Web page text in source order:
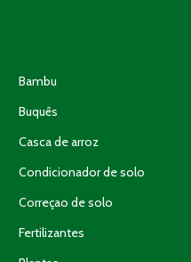
Bambu
Buquês
Casca de arroz
Condicionador de solo
Correçao de solo
Fertilizantes